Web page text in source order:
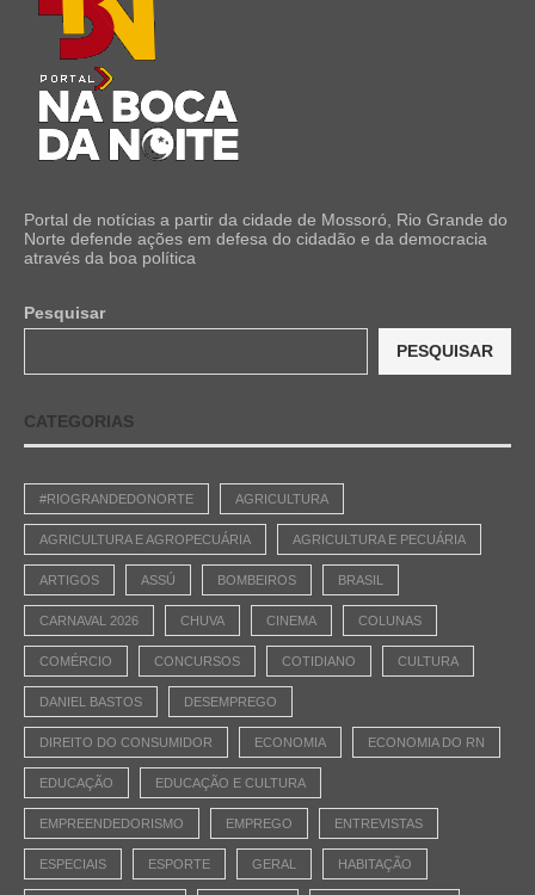
Portal de notícias a partir da cidade de Mossoró, Rio Grande do
Norte defende ações em defesa do cidadão e da democracia
através da boa política
Pesquisar
PESQUISAR
CATEGORIAS
#RIOGRANDEDONORTE AGRICULTURA
AGRICULTURA E AGROPECUÁRIA AGRICULTURA E PECUÁRIA
ARTIGOS ASSÚ BOMBEIROS BRASIL
CARNAVAL 2026 CHUVA CINEMA COLUNAS
COMÉRCIO CONCURSOS COTIDIANO CULTURA
DANIEL BASTOS DESEMPREGO
DIREITO DO CONSUMIDOR ECONOMIA ECONOMIA DO RN
EDUCAÇÃO EDUCAÇÃO E CULTURA
EMPREENDEDORISMO EMPREGO ENTREVISTAS
ESPECIAIS ESPORTE GERAL HABITAÇÃO